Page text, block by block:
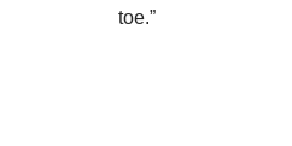
toe.”